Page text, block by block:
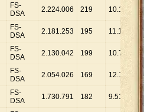
FS-
DSA
2.224.006 219 10.155
FS-
DSA
2.181.253 195 11.186
FS-
DSA
2.130.042 199 10.704
FS-
DSA
2.054.026 169 12.154
FS-
DSA
1.730.791 182 9.510